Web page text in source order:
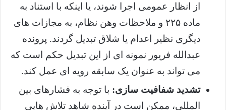
از انظار عمومی اجرا شوند، یا اینکه با استناد به
ماده ۲۲۵ و ملاحظات وهن نظام، به مجازات های
دیگری نظیر اعدام یا شلاق تبدیل گردند. پرونده
عبدالله فریور نمونه ای از این تبدیل حکم است که
می تواند به عنوان یک سابقه رویه ای عمل کند.
تشدید شفافیت سازی: با توجه به فشارهای بین
المللی، ممکن است در آینده شاهد تلاش هایی